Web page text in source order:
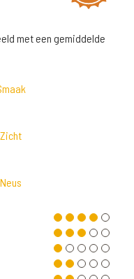
met een gemiddelde
Zicht
Neus